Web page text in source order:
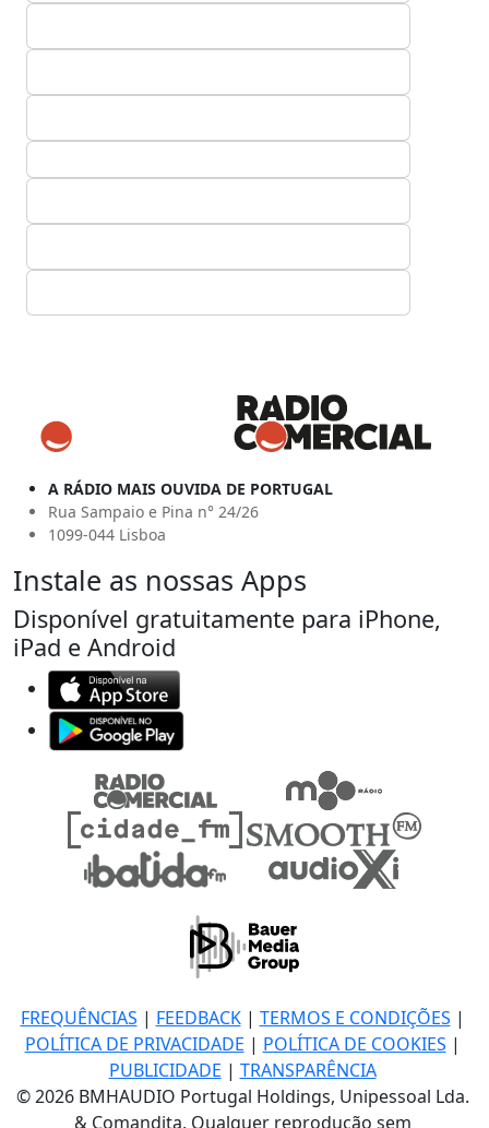
A RÁDIO MAIS OUVIDA DE PORTUGAL
Rua Sampaio e Pina n° 24/26
1099-044 Lisboa
Instale as nossas Apps
Disponível gratuitamente para iPhone,
iPad e Android
FREQUÊNCIAS | FEEDBACK| TERMOS E CONDIÇÕES |
POLÍTICA DE PRIVACIDADE | POLÍTICA DE COOKIES |
PUBLICIDADE | TRANSPARÊNCIA
© 2026 BMHAUDIO Portugal Holdings, Unipessoal Lda.
& Comandita, Qualquer reprodução sem